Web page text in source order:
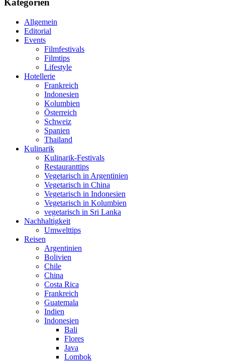
Kategorien
Allgemein
Editorial
Events
Filmfestivals
Filmtips
Lifestyle
Hotellerie
Frankreich
Indonesien
Kolumbien
Österreich
Schweiz
Spanien
Thailand
Kulinarik
Kulinarik-Festivals
Restauranttips
Vegetarisch in Argentinien
Vegetarisch in China
Vegetarisch in Indonesien
Vegetarisch in Kolumbien
vegetarisch in Sri Lanka
Nachhaltigkeit
Umwelttips
Reisen
Argentinien
Bolivien
Chile
China
Costa Rica
Frankreich
Guatemala
Indien
Indonesien
Bali
Flores
Java
Lombok